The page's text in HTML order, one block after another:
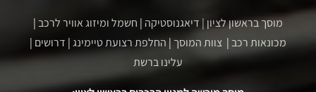
מוסך בראשון לציון | דיאגנוסטיקה | חשמל ומיזוג אוויר לרכב|
מכונאות רכב| צוות המוסך| החלפת רצועת טיימינג| דרושים |
עלינו ברשת